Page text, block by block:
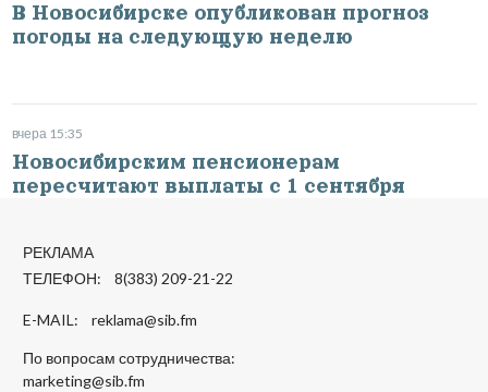
В Новосибирске опубликован прогноз
погоды на следующую неделю
вчера 15:35
Новосибирским пенсионерам
пересчитают выплаты с 1 сентября
РЕКЛАМА
ТЕЛЕФОН: 8(383) 209-21-22
E-MAIL: reklama@sib.fm
По вопросам сотрудничества:
marketing@sib.fm